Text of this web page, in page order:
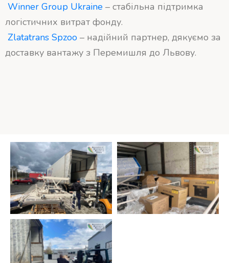
Winner Group Ukraine – стабільна підтримка
логістичних витрат фонду.
Zlatatrans Spzoo – надійний партнер, дякуємо за
доставку вантажу з Перемишля до Львову.